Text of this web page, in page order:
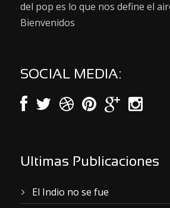
del pop es lo que nos define el
Bienvenidos
SOCIAL MEDIA:
Ultimas Publicaciones
El Indio no se fue